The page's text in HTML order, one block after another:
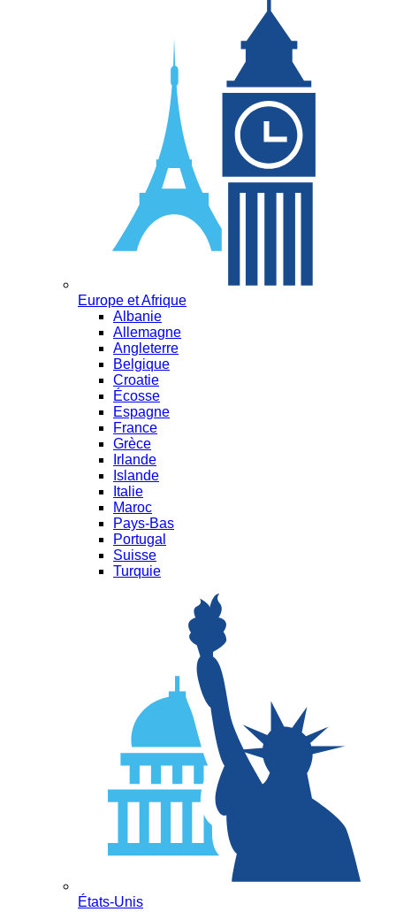
Europe et Afrique
Albanie
Allemagne
Angleterre
Belgique
Croatie
Écosse
Espagne
France
Grèce
Irlande
Islande
Italie
Maroc
Pays-Bas
Portugal
Suisse
Turquie
États-Unis